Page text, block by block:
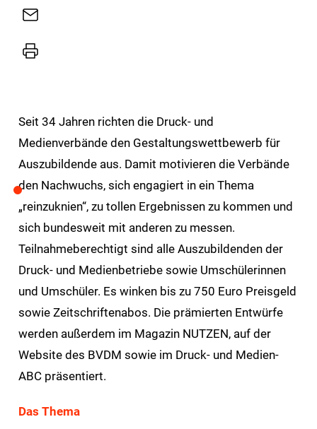
E-
Drucker
Seit 34 Jahren richten die Druck- und
Medienverbände den Gestaltungswettbewerb für
Auszubildende aus. Damit motivieren die Verbände
den Nachwuchs, sich engagiert in ein Thema
„reinzuknien“, zu tollen Ergebnissen zu kommen und
sich bundesweit mit anderen zu messen.
Teilnahmeberechtigt sind alle Auszubildenden der
Druck- und Medienbetriebe sowie Umschülerinnen
und Umschüler. Es winken bis zu 750 Euro Preisgeld
sowie Zeitschriftenabos. Die prämierten Entwürfe
werden außerdem im Magazin NUTZEN, auf der
Website des BVDM sowie im Druck- und Medien-
ABC präsentiert.
Das Thema